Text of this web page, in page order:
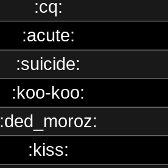
:cq:
:acute:
:suicide:
:koo-koo:
:ded_moroz:
:kiss: